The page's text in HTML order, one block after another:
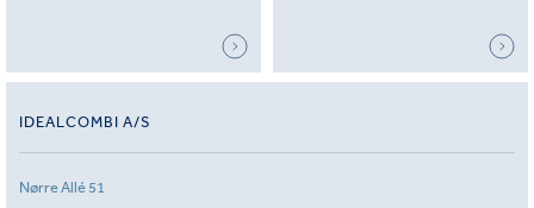
IDEALCOMBI A/S
Nørre Allé 51